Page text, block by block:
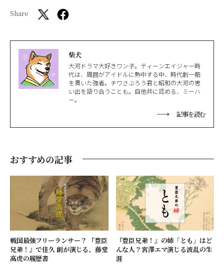
Share
柴犬
大河ドラマ大好きワン子。ティーンエイジャー時
代は、周囲がアイドルに熱中する中、時代劇一筋
を貫いた強者。チワさぶろう君と昭和の大河の思
い出を語り合うことも。自他共に認める、ミーハ
ー。
記事を読む
おすすめの記事
戦国最強フリーランサー？ 『豊臣
兄弟！』で佳久 創が演じる、藤堂
高虎の履歴書
『豊臣兄弟！』の姉「とも」はど
んな人？宮澤エマ演じる波乱の生
涯